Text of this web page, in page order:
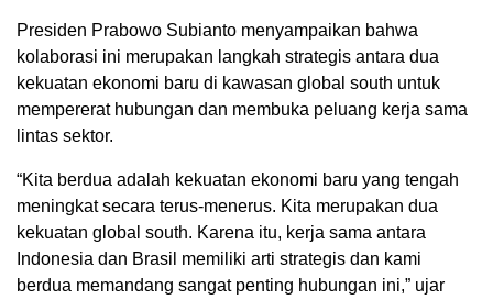
Presiden Prabowo Subianto menyampaikan bahwa
kolaborasi ini merupakan langkah strategis antara dua
kekuatan ekonomi baru di kawasan global south untuk
mempererat hubungan dan membuka peluang kerja sama
lintas sektor.
“Kita berdua adalah kekuatan ekonomi baru yang tengah
meningkat secara terus-menerus. Kita merupakan dua
kekuatan global south. Karena itu, kerja sama antara
Indonesia dan Brasil memiliki arti strategis dan kami
berdua memandang sangat penting hubungan ini,” ujar